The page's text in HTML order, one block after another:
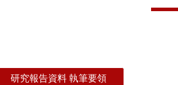
研究報告資料 執筆要領